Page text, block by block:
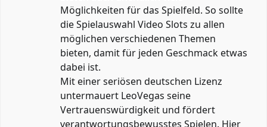
Möglichkeiten für das Spielfeld. So sollte
die Spielauswahl Video Slots zu allen
möglichen verschiedenen Themen
bieten, damit für jeden Geschmack etwas
dabei ist.
Mit einer seriösen deutschen Lizenz
untermauert LeoVegas seine
Vertrauenswürdigkeit und fördert
verantwortungsbewusstes Spielen. Hier